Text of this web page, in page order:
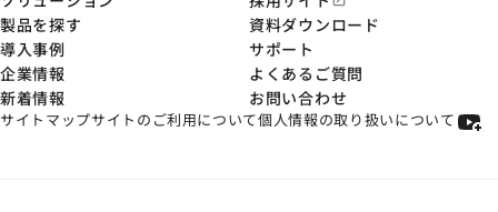
製品を探す
導入事例
企業情報
新着情報
資料ダウンロード
サポート
よくあるご質問
お問い合わせ
サイトマップサイトのご利用について個人情報の取り扱いについて